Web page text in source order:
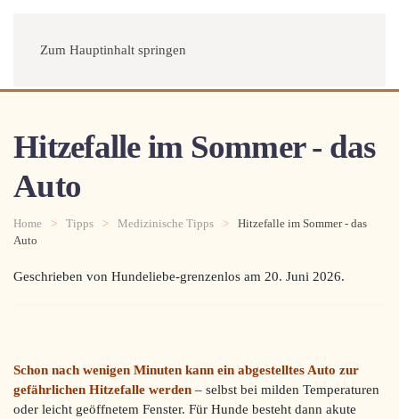
Zum Hauptinhalt springen
Menü
Hitzefalle im Sommer - das
Auto
Home Tipps Medizinische Tipps
Hitzefalle im Sommer - das
Auto
Geschrieben von Hundeliebe-grenzenlos am 20. Juni 2026.
Schon nach wenigen Minuten kann ein abgestelltes Auto zur
gefährlichen Hitzefalle werden – selbst bei milden Temperaturen
oder leicht geöffnetem Fenster. Für Hunde besteht dann akute